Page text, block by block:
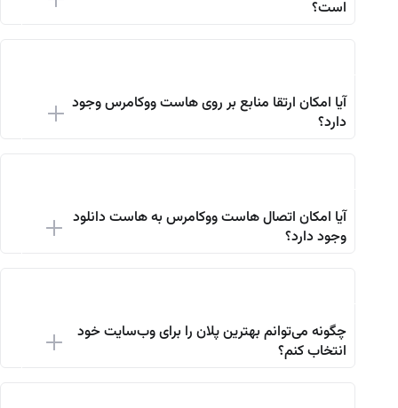
است؟
آیا امکان ارتقا منابع بر روی هاست ووکامرس وجود
دارد؟
آیا امکان اتصال هاست ووکامرس به هاست دانلود
وجود دارد؟
چگونه می‌توانم بهترین پلان را برای وب‌سایت خود
انتخاب کنم؟